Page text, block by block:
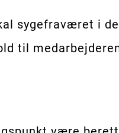
sygefraværet i
til